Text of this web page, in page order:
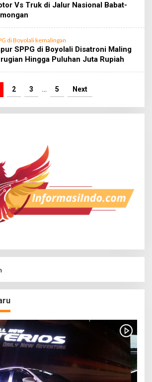
Vs Truk di Jalur Nasional Babat-
di Boyolali kemalingan
SPPG di Boyolali Disatroni Maling
Hingga Puluhan Juta Rupiah
2 3 … 5 Next